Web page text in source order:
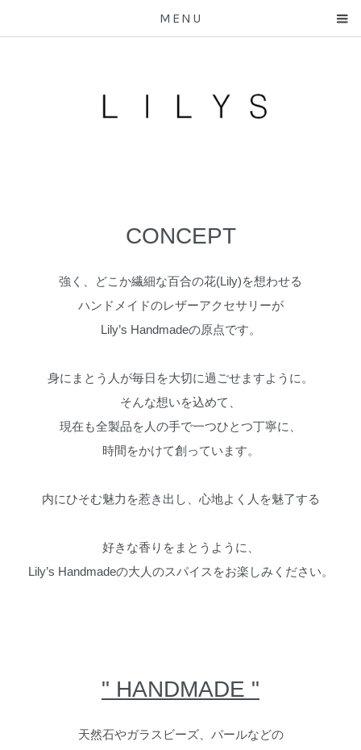
MENU
CONCEPT
強く、どこか繊細な百合の花(Lily)を想わせる
ハンドメイドのレザーアクセサリーが
Lily’s Handmadeの原点です。
身にまとう人が毎日を大切に過ごせますように。
そんな想いを込めて、
現在も全製品を人の手で一つひとつ丁寧に、
時間をかけて創っています。
内にひそむ魅力を惹き出し、心地よく人を魅了する
好きな香りをまとうように、
Lily’s Handmadeの大人のスパイスをお楽しみください。
" HANDMADE "
天然石やガラスビーズ、パールなどの